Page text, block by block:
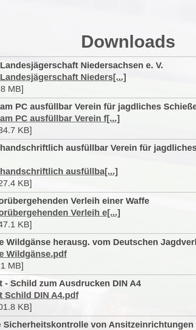
Downloads
Niedersachsen e. V.
Nieders[...]
MB]
PC ausfüllbar Verein für jagdliches
PC ausfüllbar Verein f[...]
KB]
ausfüllbar Verein für
ausfüllba[...]
KB]
Verleih einer Waffe
Verleih e[...]
KB]
Wildgänse herausg. vom Deutschen
Wildgänse.pdf
MB]
- Schild zum Ausdrucken DIN A4
Schild DIN A4.pdf
KB]
Sicherheitskontrolle von Ansitzeinrichtungen